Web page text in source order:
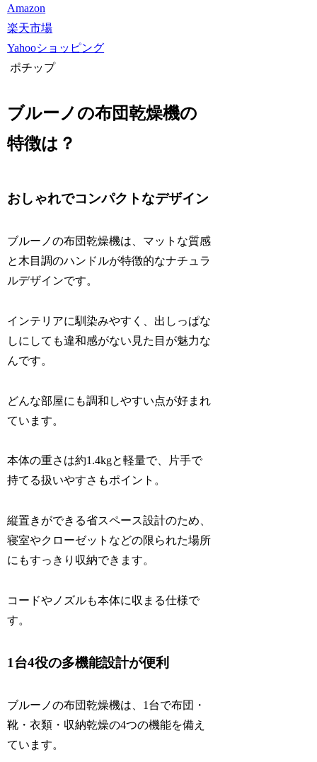
Amazon
楽天市場
Yahooショッピング
ポチップ
ブルーノの布団乾燥機の
特徴は？
おしゃれでコンパクトなデザイン
ブルーノの布団乾燥機は、マットな質感
と木目調のハンドルが特徴的なナチュラ
ルデザインです。
インテリアに馴染みやすく、出しっぱな
しにしても違和感がない見た目が魅力な
んです。
どんな部屋にも調和しやすい点が好まれ
ています。
本体の重さは約1.4kgと軽量で、片手で
持てる扱いやすさもポイント。
縦置きができる省スペース設計のため、
寝室やクローゼットなどの限られた場所
にもすっきり収納できます。
コードやノズルも本体に収まる仕様で
す。
1台4役の多機能設計が便利
ブルーノの布団乾燥機は、1台で布団・
靴・衣類・収納乾燥の4つの機能を備え
ています。